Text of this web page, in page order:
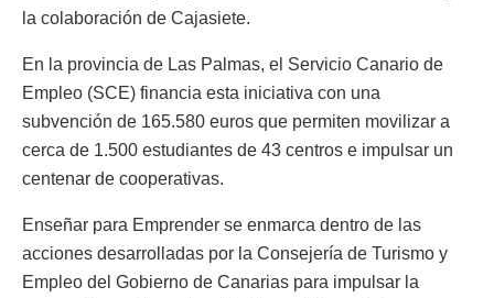
la colaboración de Cajasiete.
En la provincia de Las Palmas, el Servicio Canario de
Empleo (SCE) financia esta iniciativa con una
subvención de 165.580 euros que permiten movilizar a
cerca de 1.500 estudiantes de 43 centros e impulsar un
centenar de cooperativas.
Enseñar para Emprender se enmarca dentro de las
acciones desarrolladas por la Consejería de Turismo y
Empleo del Gobierno de Canarias para impulsar la